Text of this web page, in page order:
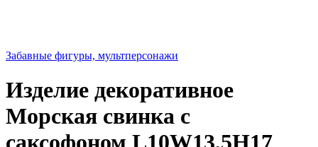
Забавные фигуры, мультперсонажи
Изделие декоративное
Морская свинка с